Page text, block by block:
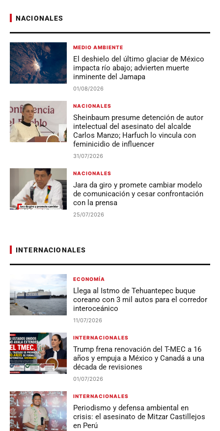
NACIONALES
MEDIO AMBIENTE
El deshielo del último glaciar de México
impacta río abajo; advierten muerte
inminente del Jamapa
01/08/2026
NACIONALES
Sheinbaum presume detención de autor
intelectual del asesinato del alcalde
Carlos Manzo; Harfuch lo vincula con
feminicidio de influencer
31/07/2026
NACIONALES
Jara da giro y promete cambiar modelo
de comunicación y cesar confrontación
con la prensa
25/07/2026
INTERNACIONALES
ECONOMÍA
Llega al Istmo de Tehuantepec buque
coreano con 3 mil autos para el corredor
interoceánico
11/07/2026
INTERNACIONALES
Trump frena renovación del T-MEC a 16
años y empuja a México y Canadá a una
década de revisiones
01/07/2026
INTERNACIONALES
Periodismo y defensa ambiental en
crisis: el asesinato de Mitzar Castillejos
en Perú